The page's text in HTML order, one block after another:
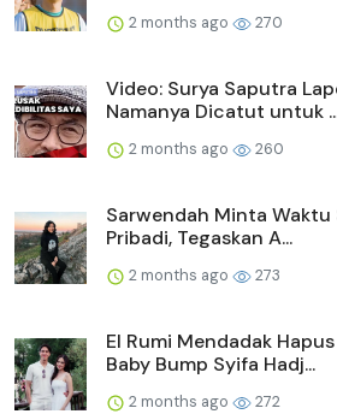
2 months ago 270
Video: Surya Saputra
Namanya Dicatut untuk
2 months ago 260
Sarwendah Minta Waktu
Pribadi, Tegaskan A...
2 months ago 273
El Rumi Mendadak
Baby Bump Syifa Hadj...
2 months ago 272